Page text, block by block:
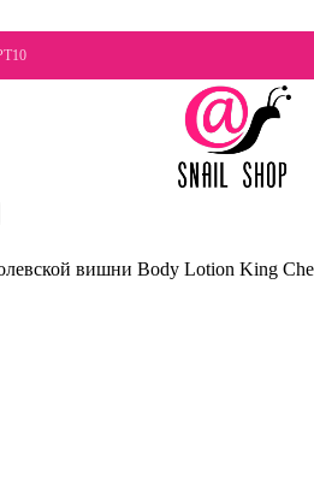
вишни Body Lotion King